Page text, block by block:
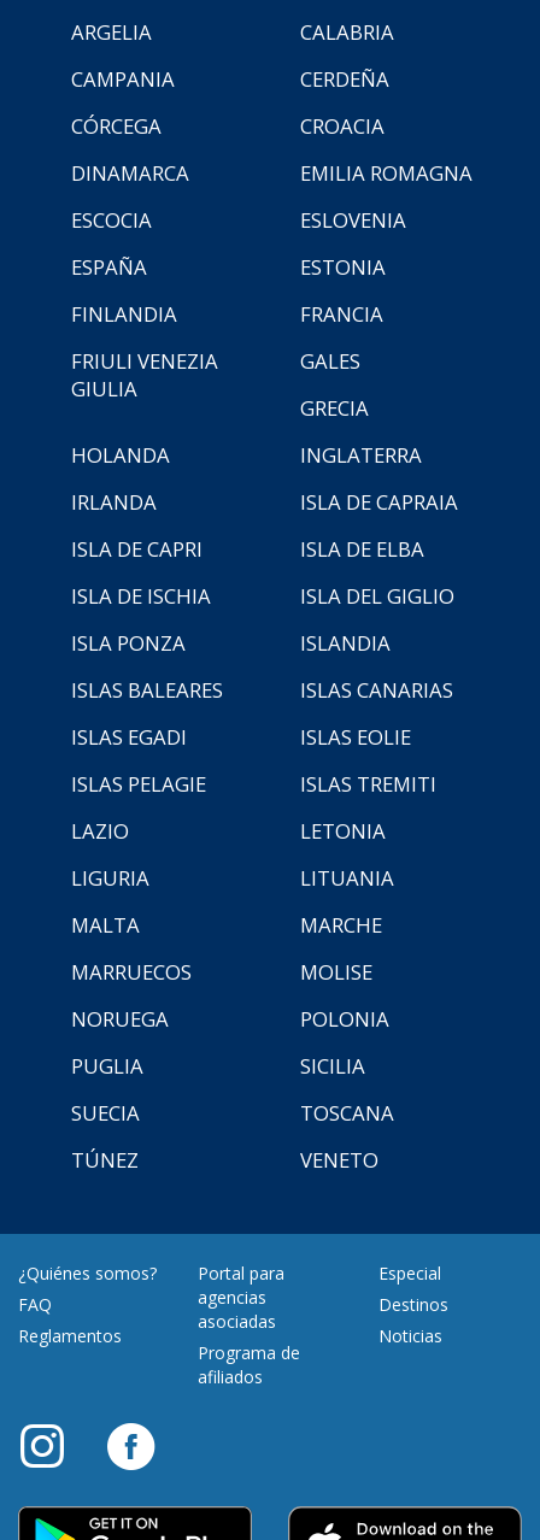
ARGELIA
CALABRIA
CAMPANIA
CERDEÑA
CÓRCEGA
CROACIA
DINAMARCA
EMILIA ROMAGNA
ESCOCIA
ESLOVENIA
ESPAÑA
ESTONIA
FINLANDIA
FRANCIA
FRIULI VENEZIA
GIULIA
GALES
GRECIA
HOLANDA
INGLATERRA
IRLANDA
ISLA DE CAPRAIA
ISLA DE CAPRI
ISLA DE ELBA
ISLA DE ISCHIA
ISLA DEL GIGLIO
ISLA PONZA
ISLANDIA
ISLAS BALEARES
ISLAS CANARIAS
ISLAS EGADI
ISLAS EOLIE
ISLAS PELAGIE
ISLAS TREMITI
LAZIO
LETONIA
LIGURIA
LITUANIA
MALTA
MARCHE
MARRUECOS
MOLISE
NORUEGA
POLONIA
PUGLIA
SICILIA
SUECIA
TOSCANA
TÚNEZ
VENETO
¿Quiénes somos?
FAQ
Reglamentos
Portal para
agencias
asociadas
Programa de
afiliados
Especial
Destinos
Noticias